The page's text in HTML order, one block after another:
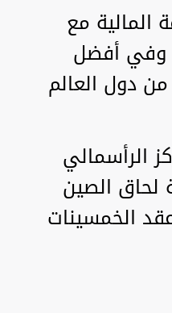
المالية مع
وفي أفضل
دول العالم
الرأسمالي
لحاق الصين
الخمسينات